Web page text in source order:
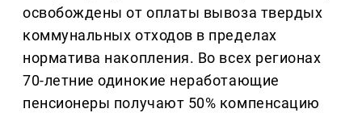
освобождены от оплаты вывоза твердых
коммунальных отходов в пределах
норматива накопления. Во всех регионах
70-летние одинокие неработающие
пенсионеры получают 50% компенсацию